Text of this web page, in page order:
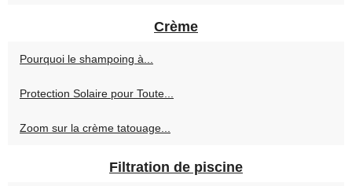
Crème
Pourquoi le shampoing à...
Protection Solaire pour Toute...
Zoom sur la crème tatouage...
Filtration de piscine